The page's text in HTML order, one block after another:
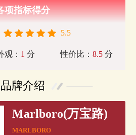
项指标得分
5.5
观： 1 分 性价比：8.5 分
品牌介绍
Marlboro(万宝路)
MARLBORO